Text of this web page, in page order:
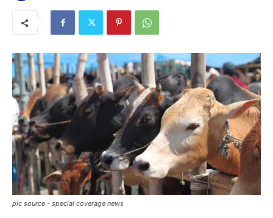
pic source - special coverage news